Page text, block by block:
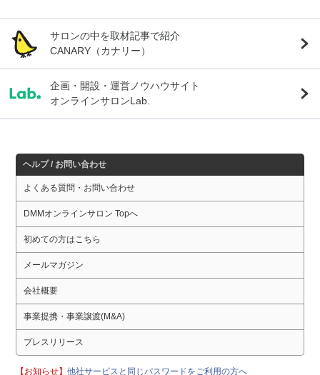
サロンの中を取材記事で紹介
CANARY（カナリー）
企画・開設・運営ノウハウサイト
オンラインサロンLab.
ヘルプ / お問い合わせ
よくある質問・お問い合わせ
DMMオンラインサロン Topへ
初めての方はこちら
メールマガジン
会社概要
事業提携・事業譲渡(M&A)
プレスリリース
【お知らせ】他社サービスと同じパスワードをご利用の方へ